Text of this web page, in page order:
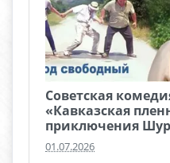
Советская
«Кавказская
приключения
01.07.2026